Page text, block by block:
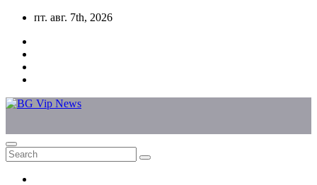
Skip
content
пт. авг. 7th, 2026